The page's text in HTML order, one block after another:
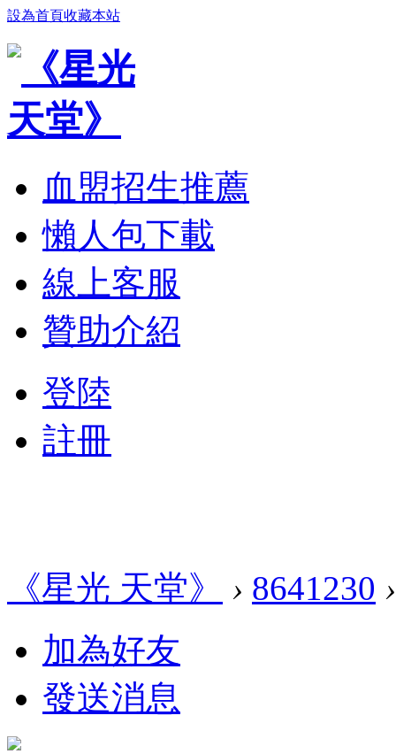
設為首頁收藏本站
血盟招生推薦
懶人包下載
線上客服
贊助介紹
登陸
註冊
《星光 天堂》 › 8641230 ›
加為好友
發送消息